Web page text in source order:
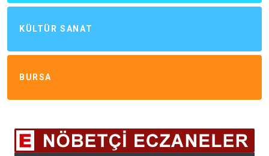
KÜLTÜR SANAT
BURSA